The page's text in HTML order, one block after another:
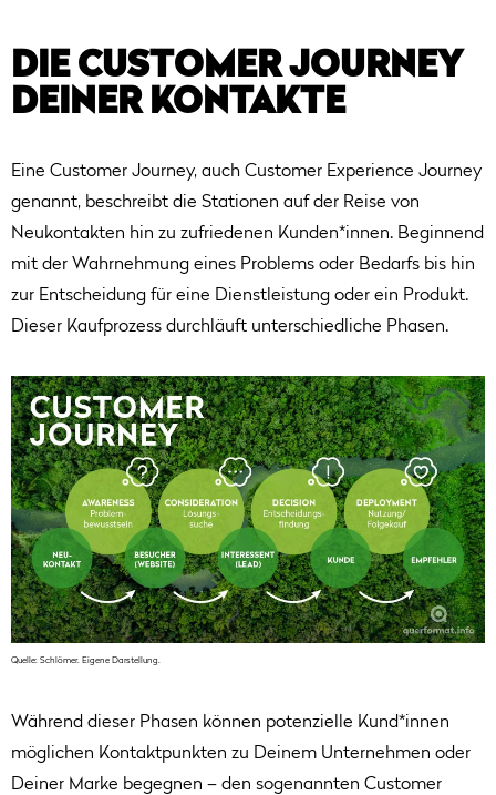
DIE CUSTOMER JOURNEY
DEINER KONTAKTE
Eine Customer Journey, auch Customer Experience Journey
genannt, beschreibt die Stationen auf der Reise von
Neukontakten hin zu zufriedenen Kunden*innen. Beginnend
mit der Wahrnehmung eines Problems oder Bedarfs bis hin
zur Entscheidung für eine Dienstleistung oder ein Produkt.
Dieser Kaufprozess durchläuft unterschiedliche Phasen.
Quelle: Schlömer. Eigene Darstellung.
Während dieser Phasen können potenzielle Kund*innen
möglichen Kontaktpunkten zu Deinem Unternehmen oder
Deiner Marke begegnen – den sogenannten Customer